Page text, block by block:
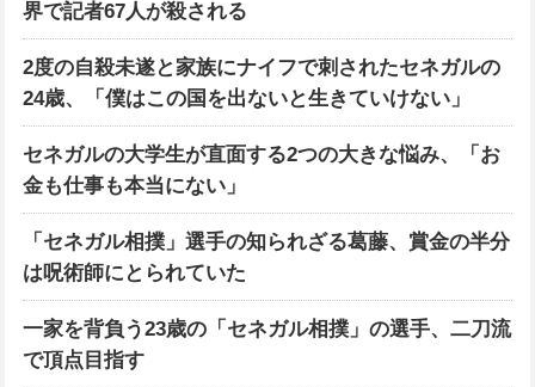
界で記者67人が殺される
2度の自殺未遂と家族にナイフで刺されたセネガルの
24歳、「僕はこの国を出ないと生きていけない」
セネガルの大学生が直面する2つの大きな悩み、「お
金も仕事も本当にない」
「セネガル相撲」選手の知られざる葛藤、賞金の半分
は呪術師にとられていた
一家を背負う23歳の「セネガル相撲」の選手、二刀流
で頂点目指す